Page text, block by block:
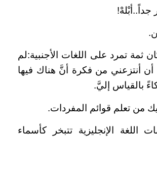
ثمة تمرد على اللغات الأجنبية:لم
أن أنتزعني من فكرة أنَّ هناك فيها
بالقياس إليَّ.
من تعلم قوائم المفردات.
اللغة الإنجليزية تتبخر كأسماء